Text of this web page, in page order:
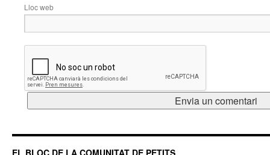
Lloc web
EL BLOC DE LA COMUNITAT DE PETITS